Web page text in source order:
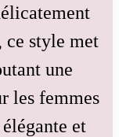
ce style met
une
les femmes
et